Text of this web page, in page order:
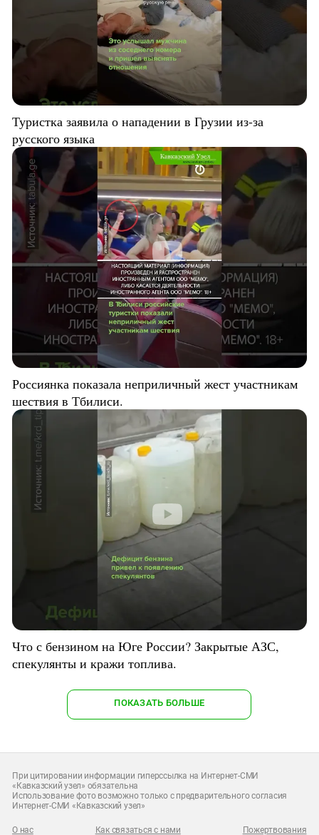
Туристка заявила о нападении в Грузии из-за
русского языка
Россиянка показала неприличный жест участникам
шествия в Тбилиси.
Что с бензином на Юге России? Закрытые АЗС,
спекулянты и кражи топлива.
ПОКАЗАТЬ БОЛЬШЕ
При цитировании информации гиперссылка на Интернет-СМИ
«Кавказский узел» обязательна
Использование фото возможно только с предварительного согласия
Интернет-СМИ «Кавказский узел»
О нас Как связаться с нами Пожертвования